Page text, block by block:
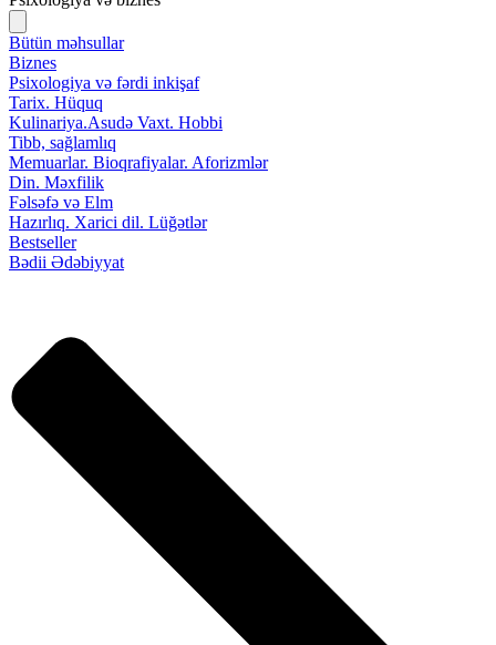
Bütün məhsullar
Biznes
Psixologiya və fərdi inkişaf
Tarix. Hüquq
Kulinariya.Asudə Vaxt. Hobbi
Tibb, sağlamlıq
Memuarlar. Bioqrafiyalar. Aforizmlər
Din. Məxfilik
Fəlsəfə və Elm
Hazırlıq. Xarici dil. Lüğətlər
Bestseller
Bədii Ədəbiyyat